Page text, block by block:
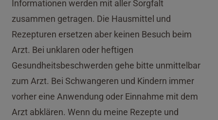
Informationen werden mit aller Sorgfalt
zusammen getragen. Die Hausmittel und
Rezepturen ersetzen aber keinen Besuch beim
Arzt. Bei unklaren oder heftigen
Gesundheitsbeschwerden gehe bitte unmittelbar
zum Arzt. Bei Schwangeren und Kindern immer
vorher eine Anwendung oder Einnahme mit dem
Arzt abklären. Wenn du meine Rezepte und